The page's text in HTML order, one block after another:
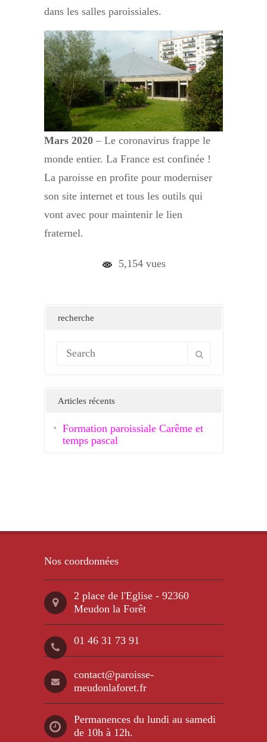
dans les salles paroissiales.
Mars 2020– Le coronavirus frappe le
monde entier. La France est confinée !
La paroisse en profite pour moderniser
son site internet et tous les outils qui
vont avec pour maintenir le lien
fraternel.
5,154 vues
recherche
Articles récents
Formation paroissiale Carême et
temps pascal
Nos coordonnées
2 place de l'Eglise - 92360
Meudon la Forêt
01 46 31 73 91
contact@paroisse-
meudonlaforet.fr
Permanences du lundi au samedi
de 10h à 12h.